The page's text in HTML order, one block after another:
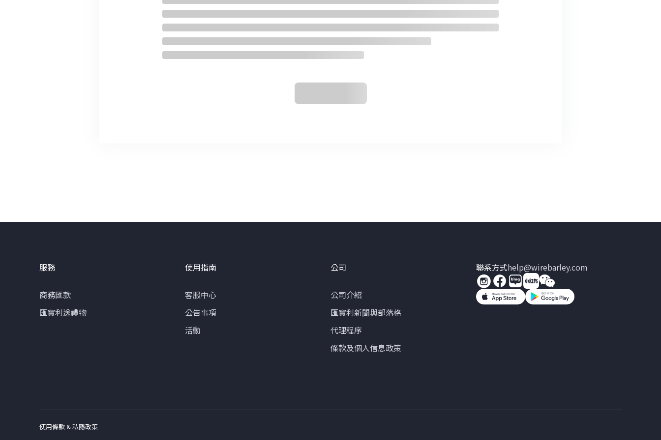
服務
商務匯款
匯寶利送禮物
使用指南
客服中心
公告事項
活動
公司
公司介紹
匯寶利新聞與部落格
代理程序
條款及個人信息政策
聯系方式help@wirebarley.com
使用條款 & 私隱政策